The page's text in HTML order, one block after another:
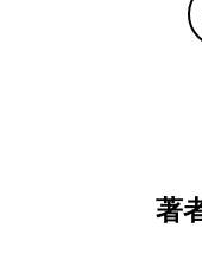
著